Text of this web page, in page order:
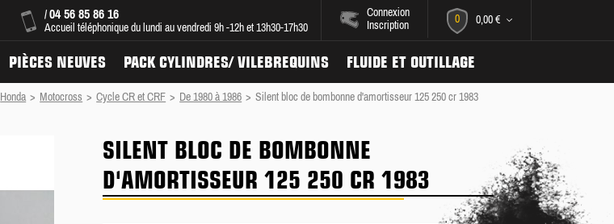
0 0,00 €
Connexion
Inscription
/04 56 85 86 16
Accueil téléphonique du lundi au vendredi 9h -12h et 13h30-17h30
PIÈCES NEUVES PACK CYLINDRES/ VILEBREQUINS FLUIDE ET OUTILLAGE
Honda > Motocross > Cycle CR et CRF > De 1980 à 1986 > Silent bloc de bombonne d'amortisseur 125 250 cr 1983
SILENT BLOC DE BOMBONNE
D'AMORTISSEUR 125 250 CR 1983